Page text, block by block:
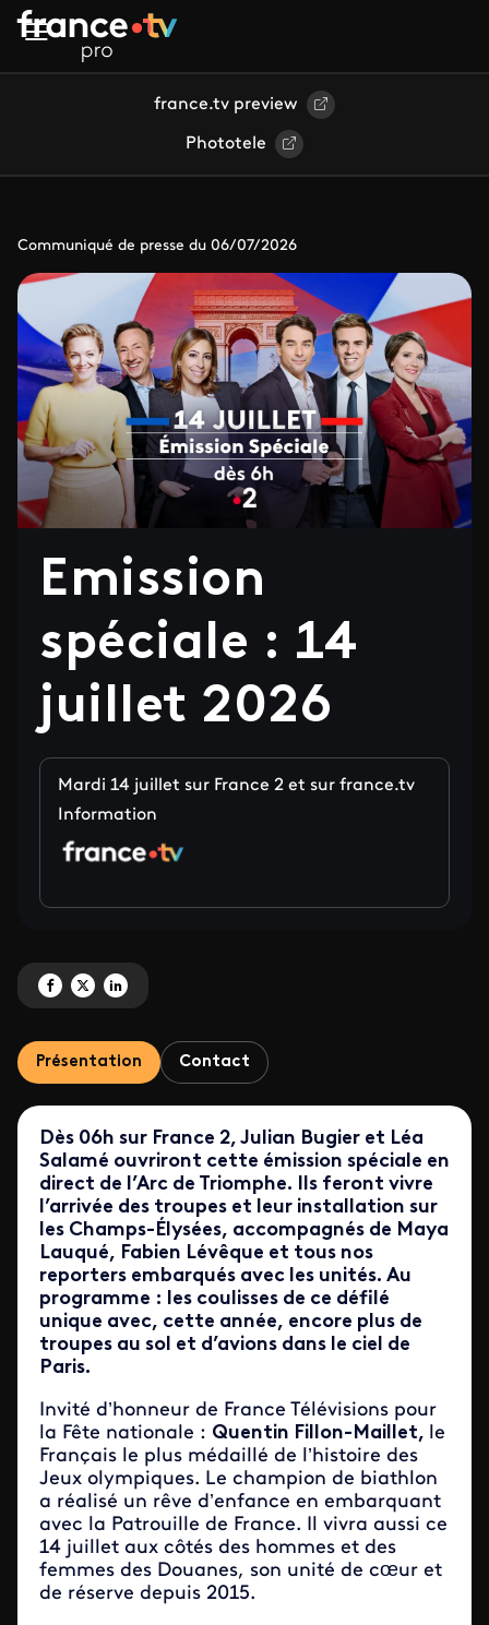
Aller au contenu principal
france.tv preview
Phototele
Communiqué de presse du 06/07/2026
Emission
spéciale : 14
juillet 2026
Mardi 14 juillet sur France 2 et sur france.tv
Information
Partagez 'Emission spéciale : 14 juillet 2026' sur Facebook
Partagez 'Emission spéciale : 14 juillet 2026' sur X
Partagez 'Emission spéciale : 14 juillet 2026' sur LinkedIn
Présentation Contact
Dès 06h sur France 2, Julian Bugier et Léa
Salamé ouvriront cette émission spéciale en
direct de l’Arc de Triomphe. Ils feront vivre
l’arrivée des troupes et leur installation sur
les Champs-Élysées, accompagnés de Maya
Lauqué, Fabien Lévêque et tous nos
reporters embarqués avec les unités. Au
programme : les coulisses de ce défilé
unique avec, cette année, encore plus de
troupes au sol et d’avions dans le ciel de
Paris.
Invité d’honneur de France Télévisions pour
la Fête nationale : Quentin Fillon-Maillet, le
Français le plus médaillé de l’histoire des
Jeux olympiques. Le champion de biathlon
a réalisé un rêve d’enfance en embarquant
avec la Patrouille de France. Il vivra aussi ce
14 juillet aux côtés des hommes et des
femmes des Douanes, son unité de cœur et
de réserve depuis 2015.